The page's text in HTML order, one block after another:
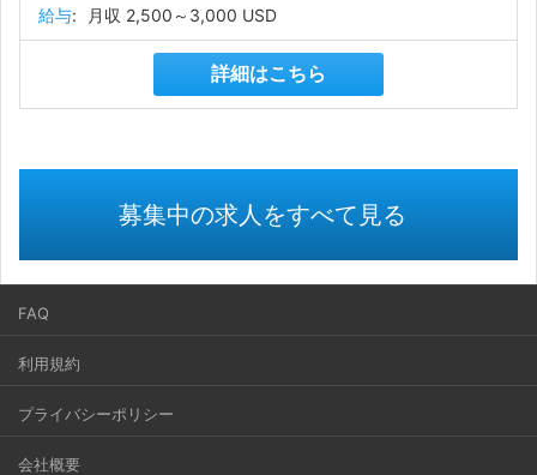
給与: 月収 2,500～3,000 USD
詳細はこちら
募集中の求人をすべて見る
FAQ
利用規約
プライバシーポリシー
会社概要